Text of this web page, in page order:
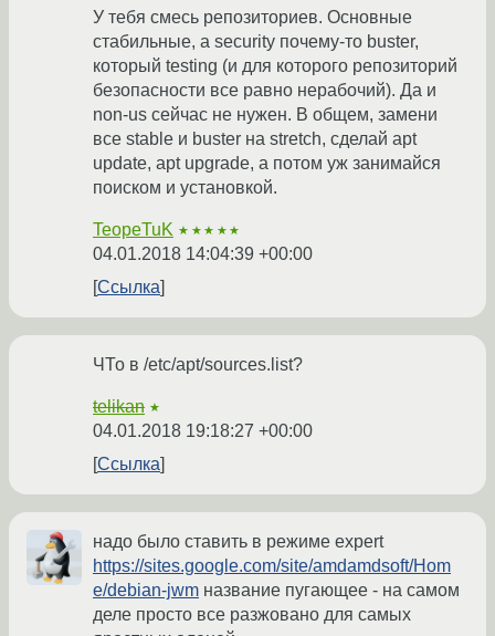
У тебя смесь репозиториев. Основные
стабильные, а security почему-то buster,
который testing (и для которого репозиторий
безопасности все равно нерабочий). Да и
non-us сейчас не нужен. В общем, замени
все stable и buster на stretch, сделай apt
update, apt upgrade, а потом уж занимайся
поиском и установкой.
TeopeTuK ★★★★★
04.01.2018 14:04:39 +00:00
Ссылка
ЧТо в /etc/apt/sources.list?
telikan ★
04.01.2018 19:18:27 +00:00
Ссылка
надо было ставить в режиме expert
https://sites.google.com/site/amdamdsoft/Hom
e/debian-jwm название пугающее - на самом
деле просто все разжовано для самых